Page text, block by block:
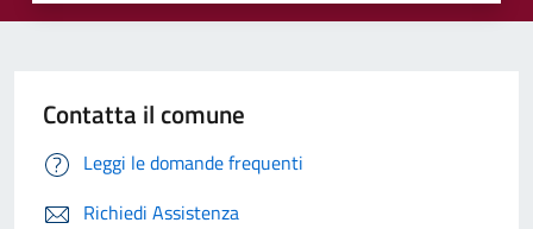
Contatta il comune
Leggi le domande frequenti
Richiedi Assistenza